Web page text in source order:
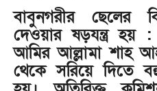
বাবুনগরীর ছেলের
দেওয়ার ষড়যন্ত্র হয় :
আমির আল্লামা শাহ
থেকে সরিয়ে দিতে